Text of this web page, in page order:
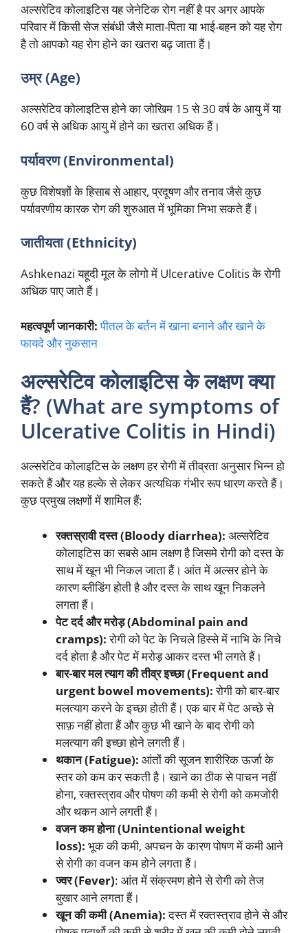
अल्सरेटिव कोलाइटिस यह जेनेटिक रोग नहीं है पर अगर आपके
परिवार में किसी सेज संबंधी जैसे माता-पिता या भाई-बहन को यह रोग
है तो आपको यह रोग होने का खतरा बढ़ जाता हैं।
उम्र (Age)
अल्सरेटिव कोलाइटिस होने का जोखिम 15 से 30 वर्ष के आयु में या
60 वर्ष से अधिक आयु में होने का खतरा अधिक हैं।
पर्यावरण (Environmental)
कुछ विशेषज्ञों के हिसाब से आहार, प्रदूषण और तनाव जैसे कुछ
पर्यावरणीय कारक रोग की शुरुआत में भूमिका निभा सकते हैं।
जातीयता (Ethnicity)
Ashkenazi यहूदी मूल के लोगो में Ulcerative Colitis के रोगी
अधिक पाए जाते हैं।
महत्वपूर्ण जानकारी: पीतल के बर्तन में खाना बनाने और खाने के
फायदे और नुकसान
अल्सरेटिव कोलाइटिस के लक्षण क्या
हैं? (What are symptoms of
Ulcerative Colitis in Hindi)
अल्सरेटिव कोलाइटिस के लक्षण हर रोगी में तीव्रता अनुसार भिन्न हो
सकते हैं और यह हल्के से लेकर अत्यधिक गंभीर रूप धारण करते हैं।
कुछ प्रमुख लक्षणों में शामिल हैं:
रक्तस्रावी दस्त (Bloody diarrhea): अल्सरेटिव
कोलाइटिस का सबसे आम लक्षण है जिसमे रोगी को दस्त के
साथ में खून भी निकल जाता हैं। आंत में अल्सर होने के
कारण ब्लीडिंग होती है और दस्त के साथ खून निकलने
लगता हैं।
पेट दर्द और मरोड़ (Abdominal pain and
cramps):रोगी को पेट के निचले हिस्से में नाभि के निचे
दर्द होता है और पेट में मरोड़ आकर दस्त भी लगते हैं।
बार-बार मल त्याग की तीव्र इच्छा (Frequent and
urgent bowel movements):रोगी को बार-बार
मलत्याग करने के इच्छा होती हैं। एक बार में पेट अच्छे से
साफ़ नहीं होता हैं और कुछ भी खाने के बाद रोगी को
मलत्याग की इच्छा होने लगती हैं।
थकान (Fatigue): आंतों की सूजन शारीरिक ऊर्जा के
स्तर को कम कर सकती है। खाने का ठीक से पाचन नहीं
होना, रक्तस्त्राव और पोषण की कमी से रोगी को कमजोरी
और थकन आने लगती हैं।
वजन कम होना (Unintentional weight
loss): भूक की कमी, अपचन के कारण पोषण में कमी आने
से रोगी का वजन कम होने लगता हैं।
ज्वर (Fever): आंत में संक्रमण होने से रोगी को तेज
बुखार आने लगता हैं।
खून की कमी (Anemia):दस्त में रक्तस्त्राव होने से और